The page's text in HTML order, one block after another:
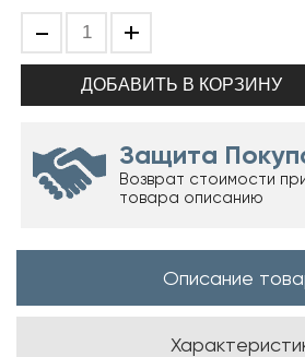
- +
Защита
Возврат стоимости
товара описанию
Описание